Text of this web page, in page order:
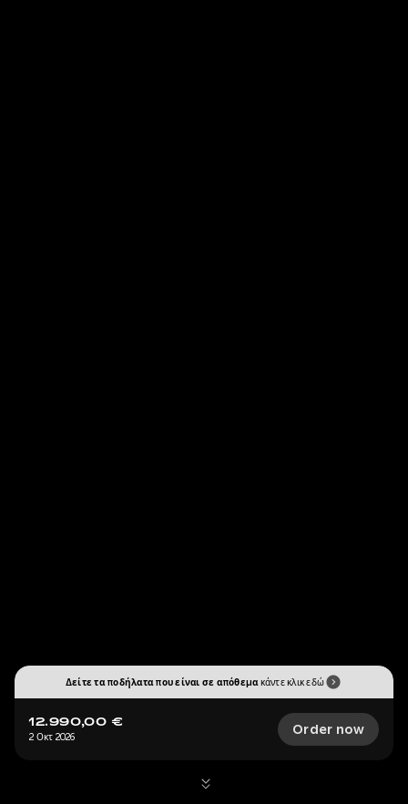
Δείτε τα ποδήλατα που είναι σε απόθεμα κάντε κλικ εδώ
12.990,00 €
2 Οκτ 2026 Order now